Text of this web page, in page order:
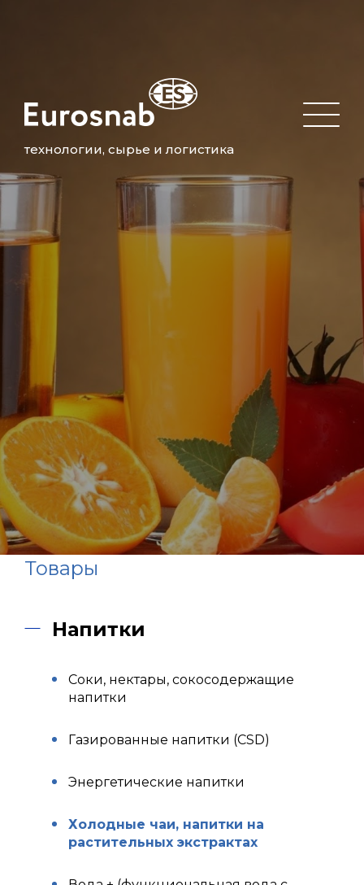
технологии, сырье и логистика
Товары
Напитки
Соки, нектары, сокосодержащие
напитки
Газированные напитки (CSD)
Энергетические напитки
Холодные чаи, напитки на
растительных экстрактах